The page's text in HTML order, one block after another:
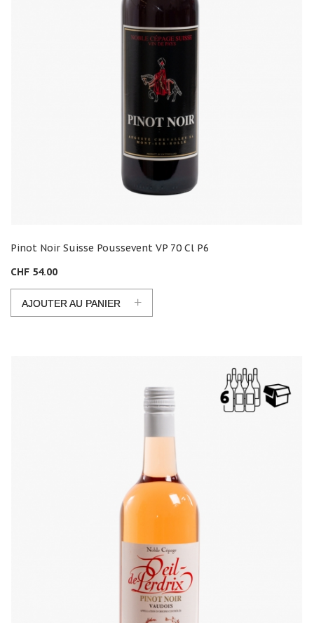
Pinot Noir Suisse Poussevent VP 70 Cl P6
CHF 54.00
AJOUTER AU PANIER +